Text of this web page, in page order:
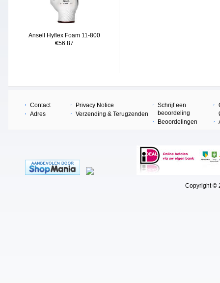
Ansell Hyflex Foam 11-800
€56.87
Contact
Adres
Privacy Notice
Verzending & Terugzenden
Schrijf een
beoordeling
Beoordelingen
Copyright ©